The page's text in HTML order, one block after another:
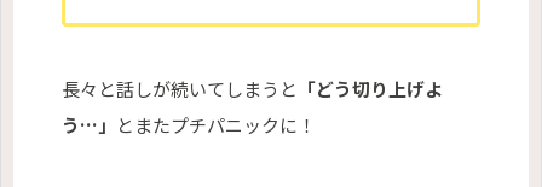
長々と話しが続いてしまうと 「どう切り上げよ
う…」 とまたプチパニックに！